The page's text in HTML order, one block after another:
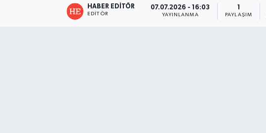
HABER EDITÖR
EDITÖR
07.07.2026 - 16:03
YAYINLANMA PAYLAŞIM